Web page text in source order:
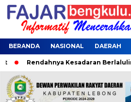
BERANDA NASIONAL DAERAH
Rendahnya Kesadaran